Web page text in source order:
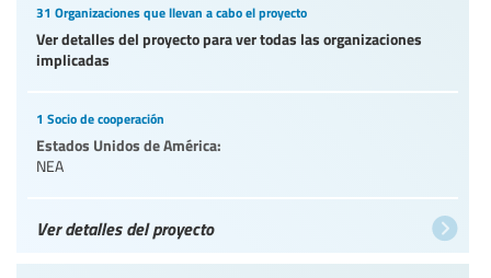
31 Organizaciones que llevan a cabo el proyecto
Ver detalles del proyecto para ver todas las organizaciones
implicadas
1 Socio de cooperación
Estados Unidos de América:
NEA
Ver detalles del proyecto